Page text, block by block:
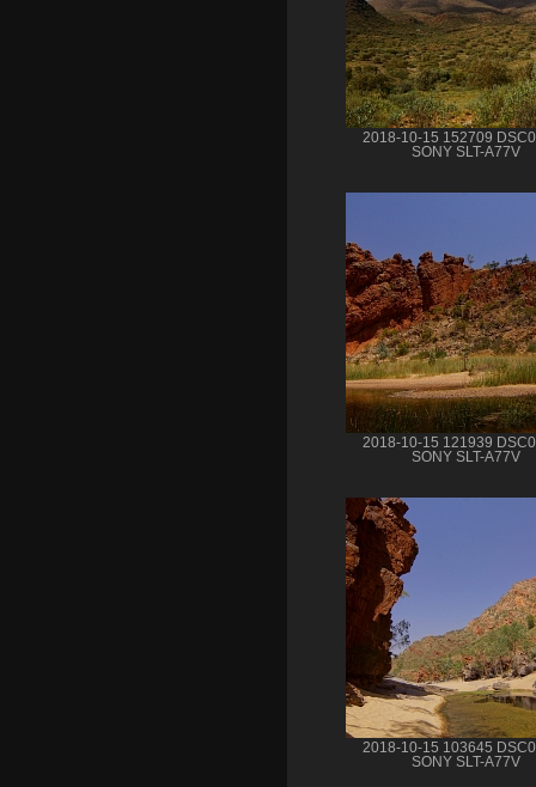
2018-10-15 152709
SONY SLT-A77V
2018-10-15 121939
SONY SLT-A77V
2018-10-15 103645
SONY SLT-A77V